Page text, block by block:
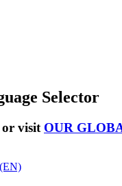
Selector
or visit OUR